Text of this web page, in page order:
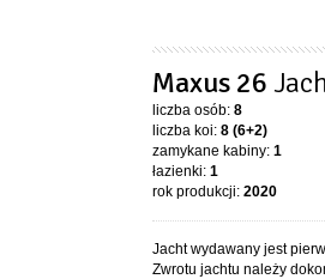
Maxus 26
liczba osób: 8
liczba koi: 8 (6+2)
zamykane kabiny: 1
łazienki: 1
rok produkcji: 2020
Jacht wydawany jest
Zwrotu jachtu należy